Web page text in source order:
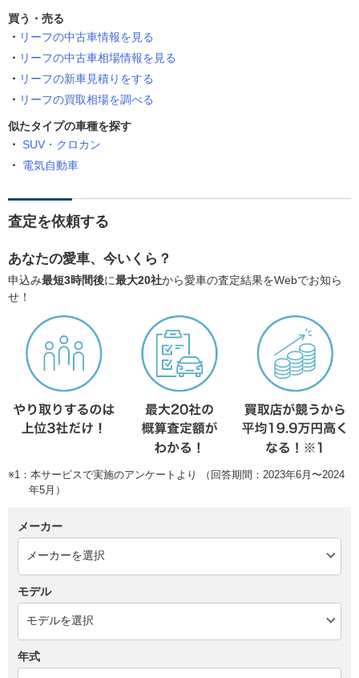
買う・売る
リーフの中古車情報を見る
リーフの中古車相場情報を見る
リーフの新車見積りをする
リーフの買取相場を調べる
似たタイプの車種を探す
SUV・クロカン
電気自動車
査定を依頼する
あなたの愛車、今いくら？
申込み最短3時間後に最大20社から愛車の査定結果をWebでお知ら
せ！
※1：本サービスで実施のアンケートより （回答期間：2023年6月〜2024
年5月）
メーカー
モデル
年式